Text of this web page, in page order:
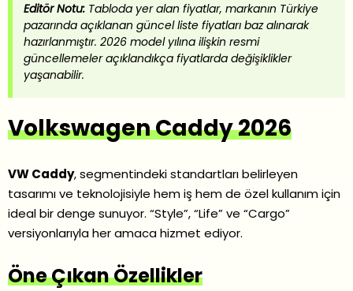
Editör Notu: Tabloda yer alan fiyatlar, markanın Türkiye
pazarında açıklanan güncel liste fiyatları baz alınarak
hazırlanmıştır. 2026 model yılına ilişkin resmi
güncellemeler açıklandıkça fiyatlarda değişiklikler
yaşanabilir.
Volkswagen Caddy 2026
VW Caddy, segmentindeki standartları belirleyen
tasarımı ve teknolojisiyle hem iş hem de özel kullanım için
ideal bir denge sunuyor. “Style”, “Life” ve “Cargo”
versiyonlarıyla her amaca hizmet ediyor.
Öne Çıkan Özellikler